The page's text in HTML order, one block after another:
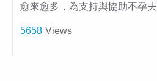
愈來愈多，為支持與協助不孕
5658 Views